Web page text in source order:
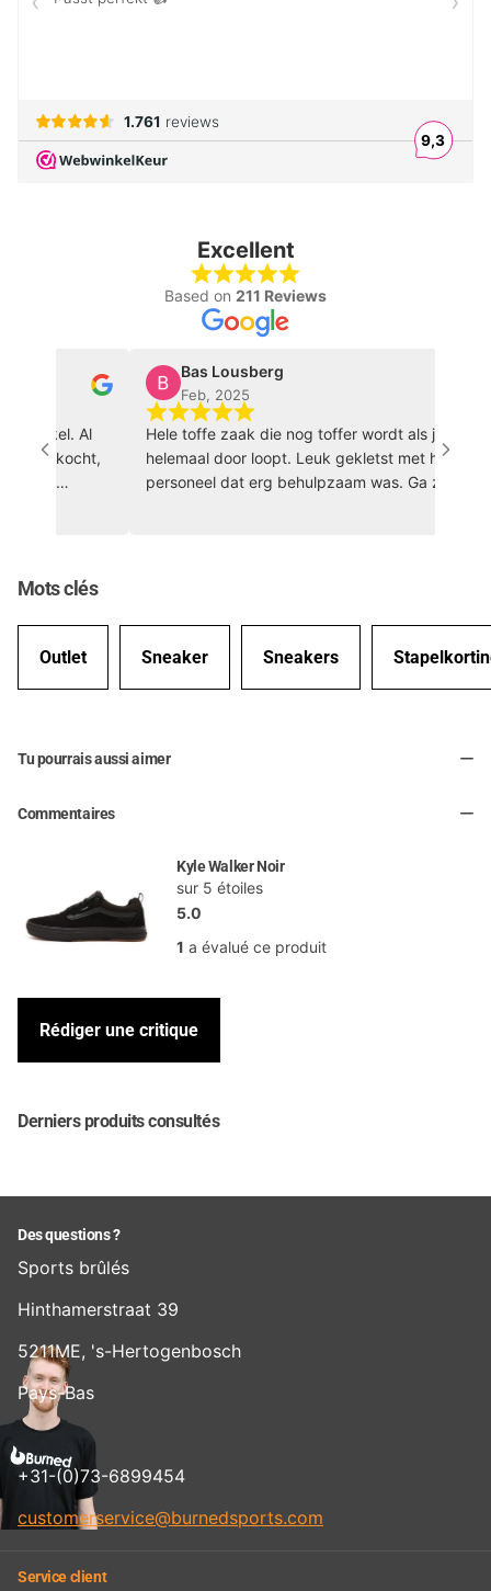
Excellent
Based on 211 Reviews
Al
gekocht,
Bas Lousberg
Feb, 2025
Hele toffe zaak die nog toffer wordt als je hem
helemaal door loopt. Leuk gekletst met het
personeel dat erg behulpzaam was. Ga zo door
Mots clés
Outlet Sneaker Sneakers
Tu pourrais aussi aimer
Commentaires
Kyle Walker Noir
5.0
sur 5 étoiles
1 a évalué ce produit
Rédiger une critique
Derniers produits consultés
Des questions ?
Sports brûlés
Hinthamerstraat 39
5211ME, 's-Hertogenbosch
Pays-Bas
+31-(0)73-6899454
customerservice@burnedsports.com
Service client